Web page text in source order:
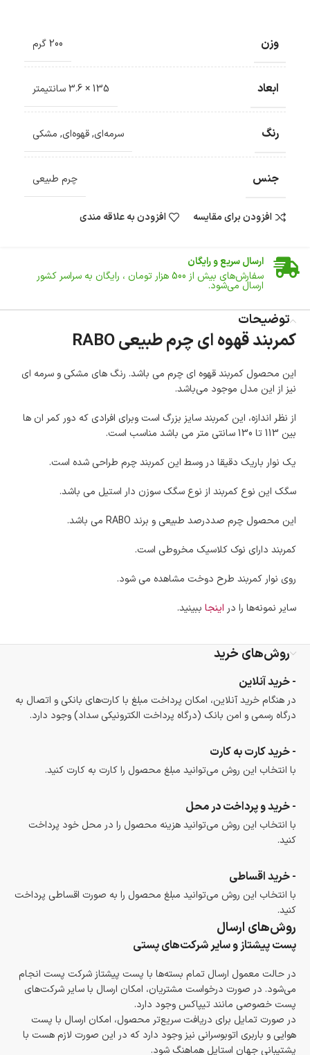
وزن 200 گرم
ابعاد 135 × 3.6 سانتیمتر
رنگ سرمه‌ای,قهوه‌ای, مشکی
جنس چرم طبیعی
افزودن برای مقایسه افزودن به علاقه مندی
ضمانت اصالت کالا
ارسال سریع و رایگان
سفارش‌های بیش از 500 هزار تومان ، رایگان به سراسر کشور
ارسال می‌شود.
تا 14 روز پس از تحویل کالا می‌توانید آن را برگشت دهید.
امکان پرداخت در محل
وجود دارد.
امکان پرداخت اقساطی
است.
ضمانت اصالت کالا
گارانتی معتبر برای تمامی محصولات ارائه می‌شود.
توضیحات
کمربند قهوه ای چرم طبیعی RABO
این محصول کمربند قهوه ای چرم می باشد. رنگ های مشکی و سرمه ای
نیز از این مدل موجود می‌باشد.
از نظر اندازه، این کمربند سایز بزرگ است وبرای افرادی که دور کمر ان ها
بین 113 تا 130 سانتی متر می باشد مناسب است.
یک نوار باریک دقیقا در وسط این کمربند چرم طراحی شده است.
سگک این نوع کمربند از نوع سگک سوزن دار استیل می باشد.
این محصول چرم صددرصد طبیعی و برند RABO می باشد.
کمربند دارای نوک کلاسیک مخروطی است.
روی نوار کمربند طرح دوخت مشاهده می شود.
سایر نمونه‌ها را در اینجا ببینید.
روش‌های خرید
- خرید آنلاین
در هنگام خرید آنلاین، امکان پرداخت مبلغ با کارت‌های بانکی و اتصال به
درگاه رسمی و امن بانک (درگاه پرداخت الکترونیکی سداد) وجود دارد.
- خرید کارت به کارت
با انتخاب این روش می‌توانید مبلغ محصول را کارت به کارت کنید.
- خرید و پرداخت در محل
با انتخاب این روش می‌توانید هزینه محصول را در محل خود پرداخت
کنید.
- خرید اقساطی
با انتخاب این روش می‌توانید مبلغ محصول را به صورت اقساطی پرداخت
کنید.
روش‌های ارسال
پست پیشتاز و سایر شرکت‌های پستی
در حالت معمول ارسال تمام بسته‌ها با پست پیشتاز شرکت پست انجام
می‌شود. در صورت درخواست مشتریان، امکان ارسال با سایر شرکت‌های
پست خصوصی مانند تیپاکس وجود دارد.
در صورت تمایل برای دریافت سریع‌تر محصول، امکان ارسال با پست
هوایی و باربری اتوبوسرانی نیز وجود دارد که در این صورت لازم هست با
پشتیبانی جهان استایل هماهنگ شود.